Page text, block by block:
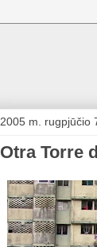
2005 m. rugpjūčio
Otra Torre